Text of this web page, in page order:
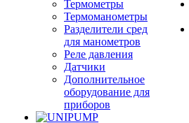
Термометры
Термоманометры
Разделители сред
для манометров
Реле давления
Датчики
Дополнительное
оборудование для
приборов